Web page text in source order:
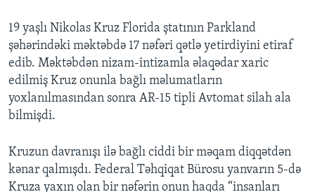
19 yaşlı Nikolas Kruz Florida ştatının Parkland
şəhərindəki məktəbdə 17 nəfəri qətlə yetirdiyini etiraf
edib. Məktəbdən nizam-intizamla əlaqədar xaric
edilmiş Kruz onunla bağlı məlumatların
yoxlanılmasından sonra AR-15 tipli Avtomat silah ala
bilmişdi.
Kruzun davranışı ilə bağlı ciddi bir məqam diqqətdən
kənar qalmışdı. Federal Təhqiqat Bürosu yanvarın 5-də
Kruza yaxın olan bir nəfərin onun haqda “insanları